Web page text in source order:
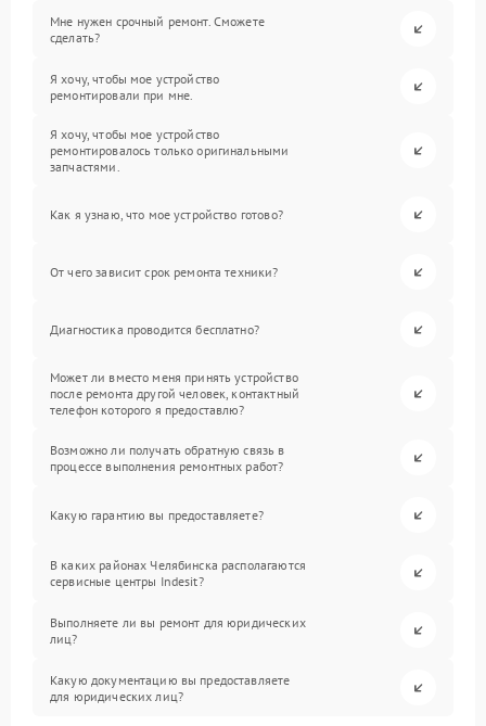
Мне нужен срочный ремонт. Сможете
сделать?
Я хочу, чтобы мое устройство
ремонтировали при мне.
Я хочу, чтобы мое устройство
ремонтировалось только оригинальными
запчастями.
Как я узнаю, что мое устройство готово?
От чего зависит срок ремонта техники?
Диагностика проводится бесплатно?
Может ли вместо меня принять устройство
после ремонта другой человек, контактный
телефон которого я предоставлю?
Возможно ли получать обратную связь в
процессе выполнения ремонтных работ?
Какую гарантию вы предоставляете?
В каких районах Челябинска располагаются
сервисные центры Indesit?
Выполняете ли вы ремонт для юридических
лиц?
Какую документацию вы предоставляете
для юридических лиц?